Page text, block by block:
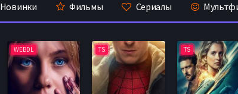
Новинки Фильмы Сериалы
WEBDL TS TS